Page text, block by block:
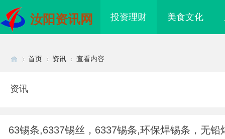
汝阳资讯网 投资理财 美食文化
首页 资讯 查看内容
资讯
63锡条,6337锡丝，6337锡条,环保焊锡条，无